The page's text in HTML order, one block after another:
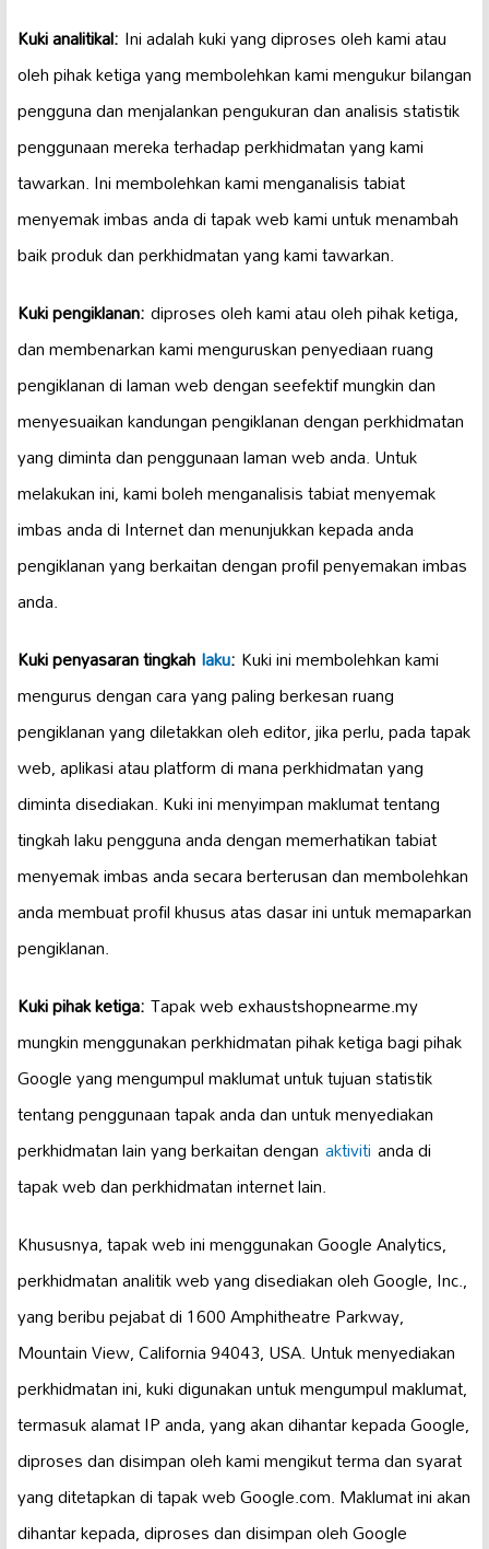
Kuki analitikal: Ini adalah kuki yang diproses oleh kami atau
oleh pihak ketiga yang membolehkan kami mengukur bilangan
pengguna dan menjalankan pengukuran dan analisis statistik
penggunaan mereka terhadap perkhidmatan yang kami
tawarkan. Ini membolehkan kami menganalisis tabiat
menyemak imbas anda di tapak web kami untuk menambah
baik produk dan perkhidmatan yang kami tawarkan.
Kuki pengiklanan:diproses oleh kami atau oleh pihak ketiga,
dan membenarkan kami menguruskan penyediaan ruang
pengiklanan di laman web dengan seefektif mungkin dan
menyesuaikan kandungan pengiklanan dengan perkhidmatan
yang diminta dan penggunaan laman web anda. Untuk
melakukan ini, kami boleh menganalisis tabiat menyemak
imbas anda di Internet dan menunjukkan kepada anda
pengiklanan yang berkaitan dengan profil penyemakan imbas
anda.
Kuki penyasaran tingkahlaku: Kuki ini membolehkan kami
mengurus dengan cara yang paling berkesan ruang
pengiklanan yang diletakkan oleh editor, jika perlu, pada tapak
web, aplikasi atau platform di mana perkhidmatan yang
diminta disediakan. Kuki ini menyimpan maklumat tentang
tingkah laku pengguna anda dengan memerhatikan tabiat
menyemak imbas anda secara berterusan dan membolehkan
anda membuat profil khusus atas dasar ini untuk memaparkan
pengiklanan.
Kuki pihak ketiga:Tapak web exhaustshopnearme.my
mungkin menggunakan perkhidmatan pihak ketiga bagi pihak
Google yang mengumpul maklumat untuk tujuan statistik
tentang penggunaan tapak anda dan untuk menyediakan
perkhidmatan lain yang berkaitan dengan aktiviti anda di
tapak web dan perkhidmatan internet lain.
Khususnya, tapak web ini menggunakan Google Analytics,
perkhidmatan analitik web yang disediakan oleh Google, Inc.,
yang beribu pejabat di 1600 Amphitheatre Parkway,
Mountain View, California 94043, USA. Untuk menyediakan
perkhidmatan ini, kuki digunakan untuk mengumpul maklumat,
termasuk alamat IP anda, yang akan dihantar kepada Google,
diproses dan disimpan oleh kami mengikut terma dan syarat
yang ditetapkan di tapak web Google.com. Maklumat ini akan
dihantar kepada, diproses dan disimpan oleh Google